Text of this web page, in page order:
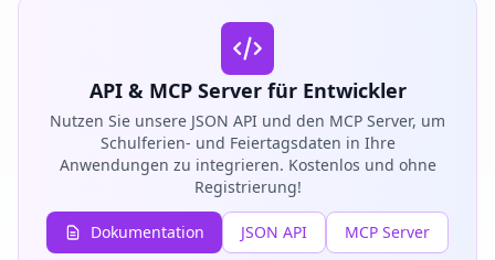
API & MCP Server für Entwickler
Nutzen Sie unsere JSON API und den MCP Server, um
Schulferien- und Feiertagsdaten in Ihre
Anwendungen zu integrieren. Kostenlos und ohne
Registrierung!
Dokumentation JSON API MCP Server